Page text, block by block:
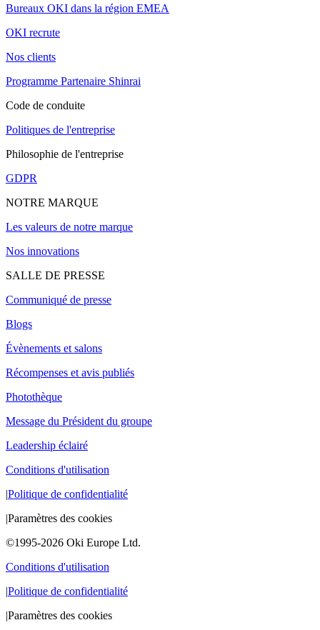
Bureaux OKI dans la région EMEA
OKI recrute
Nos clients
Programme Partenaire Shinrai
Code de conduite
Politiques de l'entreprise
Philosophie de l'entreprise
GDPR
NOTRE MARQUE
Les valeurs de notre marque
Nos innovations
SALLE DE PRESSE
Communiqué de presse
Blogs
Évènements et salons
Récompenses et avis publiés
Photothèque
Message du Président du groupe
Leadership éclairé
Conditions d'utilisation
|Politique de confidentialité
|Paramètres des cookies
©1995-2026 Oki Europe Ltd.
Conditions d'utilisation
|Politique de confidentialité
|Paramètres des cookies